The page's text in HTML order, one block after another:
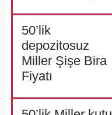
50’lik
depozitosuz
Miller Şişe Bira
Fiyatı